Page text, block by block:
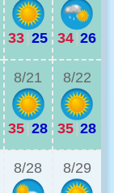
33|25 34|26
8/21
35|28
8/22
35|28
8/28 8/29